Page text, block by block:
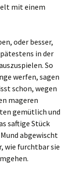
mit einem
oder besser,
in der
So
werfen, sagen
schon, wegen
mageren
gemütlich und
saftige Stück
abgewischt
wie furchtbar sie